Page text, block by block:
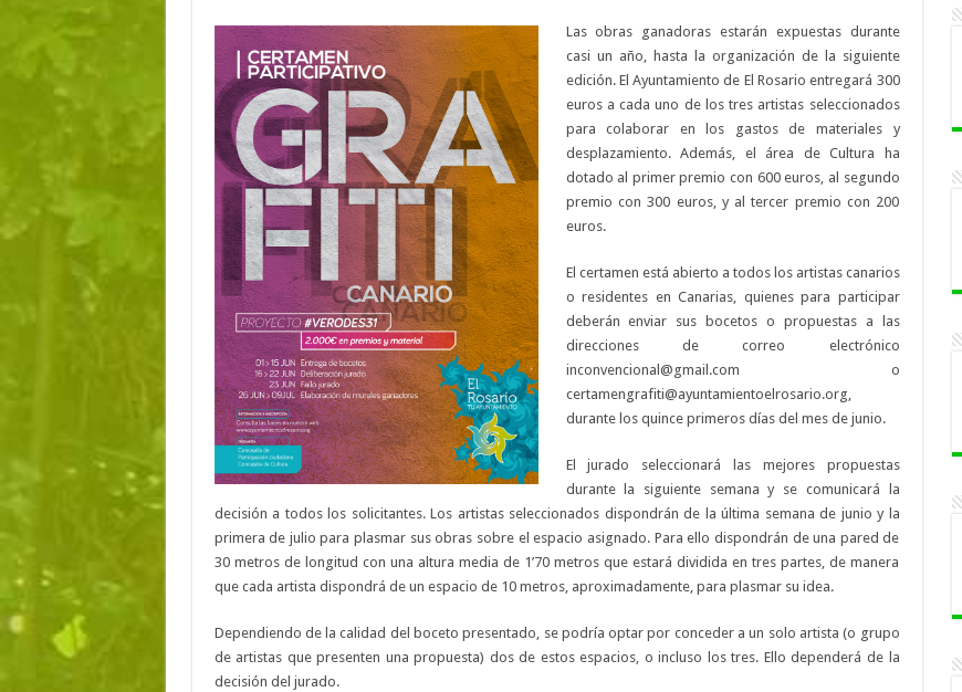
Las obras ganadoras estarán expuestas durante
casi un año, hasta la organización de la siguiente
edición. El Ayuntamiento de El Rosario entregará 300
euros a cada uno de los tres artistas seleccionados
para colaborar en los gastos de materiales y
desplazamiento. Además, el área de Cultura ha
dotado al primer premio con 600 euros, al segundo
premio con 300 euros, y al tercer premio con 200
euros.
El certamen está abierto a todos los artistas canarios
o residentes en Canarias, quienes para participar
deberán enviar sus bocetos o propuestas a las
direcciones de correo electrónico
inconvencional@gmail.com o
certamengrafiti@ayuntamientoelrosario.org,
durante los quince primeros días del mes de junio.
El jurado seleccionará las mejores propuestas
durante la siguiente semana y se comunicará la
decisión a todos los solicitantes. Los artistas seleccionados dispondrán de la última semana de junio y la
primera de julio para plasmar sus obras sobre el espacio asignado. Para ello dispondrán de una pared de
30 metros de longitud con una altura media de 1’70 metros que estará dividida en tres partes, de manera
que cada artista dispondrá de un espacio de 10 metros, aproximadamente, para plasmar su idea.
Dependiendo de la calidad del boceto presentado, se podría optar por conceder a un solo artista (o grupo
de artistas que presenten una propuesta) dos de estos espacios, o incluso los tres. Ello dependerá de la
decisión del jurado.